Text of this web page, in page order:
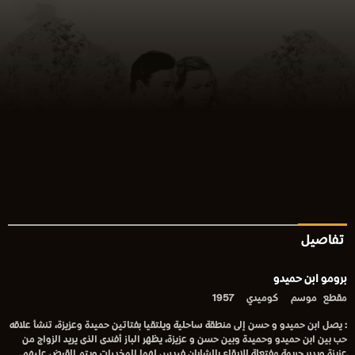
تفاصيل
برومو ابن حميدو
مقطع موسم كوميدي 1957
: يصل ابن حميدو و حسن إلى منطقة ساحلية ويلتقيا بفتاتين حميدة وعزيزة، تنشأ علاقه
حب بين ابن حميدو وحميدة وبين حسن و عزيزة، يظهر الباز أفندى الذى يريد الزواج من